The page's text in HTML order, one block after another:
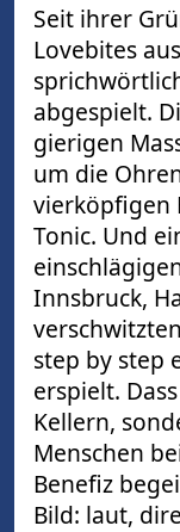
Seit ihrer
Lovebites
abgespielt.
gierigen
um die
vierköpfigen
Tonic. Und
Innsbruck,
step by step
erspielt.
Kellern,
Menschen
Benefiz
Bild: laut,